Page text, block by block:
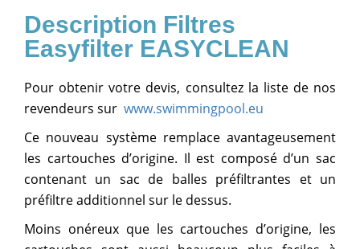
Filtres
Easyfilter EASYCLEAN
Pour obtenir votre devis, consultez la liste de nos
revendeurs sur www.swimmingpool.eu
Ce nouveau système remplace avantageusement
les cartouches d’origine. Il est composé d’un sac
contenant un sac de balles préfiltrantes et un
préfiltre additionnel sur le dessus.
Moins onéreux que les cartouches d’origine, les